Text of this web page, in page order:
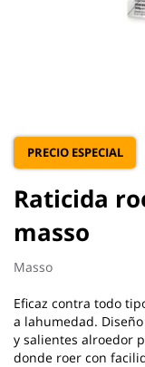
PRECIO ESPECIAL
Raticida
masso
Masso
Eficaz contra todo
a lahumedad.
y salientes alroedor
donde roer con
Saltar
al
de
galería
imágenes